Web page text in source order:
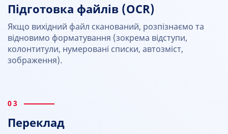
Підготовка файлів (OCR)
Якщо вихідний файл сканований, розпізнаємо та
відновимо форматування (зокрема відступи,
колонтитули, нумеровані списки, автозміст,
зображення).
03
Переклад